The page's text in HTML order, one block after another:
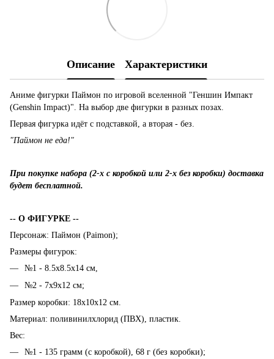
Описание Характеристики
Аниме фигурки Паймон по игровой вселенной "Геншин Импакт
(Genshin Impact)". На выбор две фигурки в разных позах.
Первая фигурка идёт с подставкой, а вторая - без.
"Паймон не еда!"
При покупке набора (2-х с коробкой или 2-х без коробки) доставка
будет бесплатной.
-- О ФИГУРКЕ --
Персонаж: Паймон (Paimon);
Размеры фигурок:
№1 - 8.5х8.5х14 см,
№2 - 7x9x12 см;
Размер коробки: 18х10х12 см.
Материал: поливинилхлорид (ПВХ), пластик.
Вес:
№1 - 135 грамм (с коробкой), 68 г (без коробки);